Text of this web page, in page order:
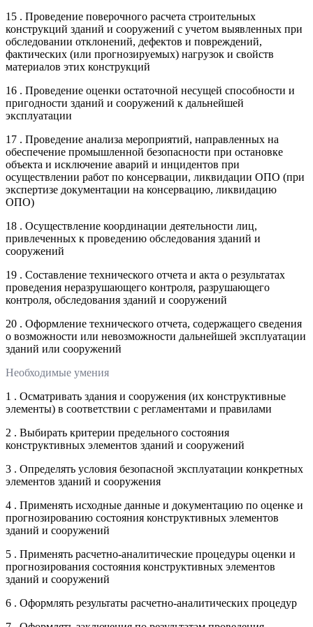
15 . Проведение поверочного расчета строительных
конструкций зданий и сооружений с учетом выявленных при
обследовании отклонений, дефектов и повреждений,
фактических (или прогнозируемых) нагрузок и свойств
материалов этих конструкций
16 . Проведение оценки остаточной несущей способности и
пригодности зданий и сооружений к дальнейшей
эксплуатации
17 . Проведение анализа мероприятий, направленных на
обеспечение промышленной безопасности при остановке
объекта и исключение аварий и инцидентов при
осуществлении работ по консервации, ликвидации ОПО (при
экспертизе документации на консервацию, ликвидацию
ОПО)
18 . Осуществление координации деятельности лиц,
привлеченных к проведению обследования зданий и
сооружений
19 . Составление технического отчета и акта о результатах
проведения неразрушающего контроля, разрушающего
контроля, обследования зданий и сооружений
20 . Оформление технического отчета, содержащего сведения
о возможности или невозможности дальнейшей эксплуатации
зданий или сооружений
Необходимые умения
1 . Осматривать здания и сооружения (их конструктивные
элементы) в соответствии с регламентами и правилами
2 . Выбирать критерии предельного состояния
конструктивных элементов зданий и сооружений
3 . Определять условия безопасной эксплуатации конкретных
элементов зданий и сооружения
4 . Применять исходные данные и документацию по оценке и
прогнозированию состояния конструктивных элементов
зданий и сооружений
5 . Применять расчетно-аналитические процедуры оценки и
прогнозирования состояния конструктивных элементов
зданий и сооружений
6 . Оформлять результаты расчетно-аналитических процедур